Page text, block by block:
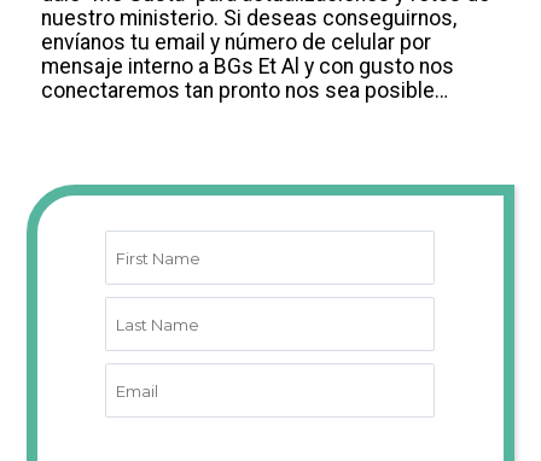
nuestro ministerio. Si deseas conseguirnos,
envíanos tu email y número de celular por
mensaje interno a BGs Et Al y con gusto nos
conectaremos tan pronto nos sea posible…